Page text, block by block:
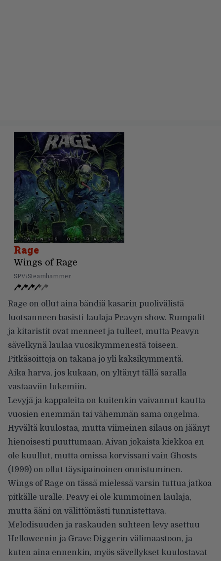
Rage
Wings of Rage
SPV/Steamhammer
Rage on ollut aina bändiä kasarin puolivälistä
luotsanneen basisti-laulaja Peavyn show. Rumpalit
ja kitaristit ovat menneet ja tulleet, mutta Peavyn
sävelkynä laulaa vuosikymmenestä toiseen.
Pitkäsoittoja on takana jo yli kaksikymmentä.
Aika harva, jos kukaan, on yltänyt tällä saralla
vastaaviin lukemiin.
Levyjä ja kappaleita on kuitenkin vaivannut kautta
vuosien enemmän tai vähemmän sama ongelma.
Hyvältä kuulostaa, mutta viimeinen silaus on jäänyt
hienoisesti puuttumaan. Aivan jokaista kiekkoa en
ole kuullut, mutta omissa korvissani vain Ghosts
(1999) on ollut täysipainoinen onnistuminen.
Wings of Rage on tässä mielessä varsin tuttua jatkoa
pitkälle uralle. Peavy ei ole kummoinen laulaja,
mutta ääni on välittömästi tunnistettava.
Melodisuuden ja raskauden suhteen levy asettuu
Helloweenin ja Grave Diggerin välimaastoon, ja
kuten aina ennenkin, myös sävellykset kuulostavat